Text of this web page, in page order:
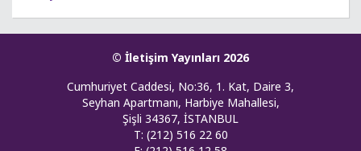
© İletişim Yayınları 2026
Cumhuriyet Caddesi, No:36, 1. Kat, Daire 3,
Seyhan Apartmanı, Harbiye Mahallesi,
Şişli 34367, İSTANBUL
T: (212) 516 22 60